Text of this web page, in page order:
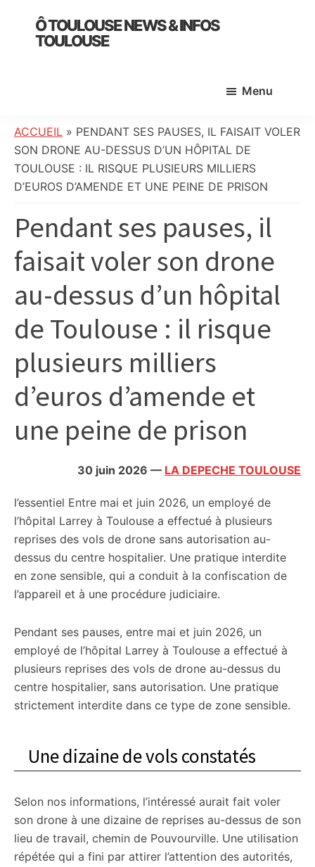
primary
Ô TOULOUSE NEWS & INFOS
TOULOUSE
:
info
locale,
société,
politique,
météo,
faits
et
citoyennes
Menu
ACCUEIL » PENDANT SES PAUSES, IL FAISAIT VOLER
SON DRONE AU-DESSUS D’UN HÔPITAL DE
TOULOUSE : IL RISQUE PLUSIEURS MILLIERS
D’EUROS D’AMENDE ET UNE PEINE DE PRISON
Pendant ses pauses, il
faisait voler son drone
au-dessus d’un hôpital
de Toulouse : il risque
plusieurs milliers
d’euros d’amende et
une peine de prison
30 juin 2026 — LA DEPECHE TOULOUSE
l’essentiel Entre mai et juin 2026, un employé de
l’hôpital Larrey à Toulouse a effectué à plusieurs
reprises des vols de drone sans autorisation au-
dessus du centre hospitalier. Une pratique interdite
en zone sensible, qui a conduit à la confiscation de
l’appareil et à une procédure judiciaire.
Pendant ses pauses, entre mai et juin 2026, un
employé de l’hôpital Larrey à Toulouse a effectué à
plusieurs reprises des vols de drone au-dessus du
centre hospitalier, sans autorisation. Une pratique
strictement interdite dans ce type de zone sensible.
Une dizaine de vols constatés
Selon nos informations, l’intéressé aurait fait voler
son drone à une dizaine de reprises au-dessus de son
lieu de travail, chemin de Pouvourville. Une utilisation
répétée qui a fini par attirer l’attention des autorités,